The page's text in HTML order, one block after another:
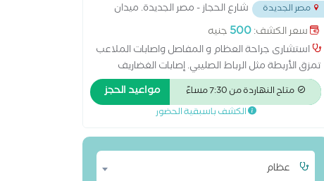
مصر الجديدة
شارع الحجاز - مصر الجديدة. ميدان
المحكمة...
سعر الكشف:500 جنيه
استشارى جراحة العظام و المفاصل واصابات الملاعب
تمزق الأربطة مثل الرباط الصليبي. إصابات الغضاريف
(المنيسك). خلع المفاصل (الكتف، الركبة). الشد والتمزق
العضلي. لكسور بأنواعها وعلاجها (جبس أو جراحة).
خشونة المفاصل (مثل الركبة والورك). التهابات المفاصل.
متاح النهاردة من 7:30 مساءً مواعيد الحجز
الكشف باسبقية الحضور
عظام